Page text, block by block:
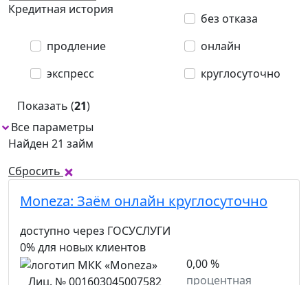
Кредитная история
без отказа
продление
экспресс
онлайн
круглосуточно
Показать (21)
Все параметры
Найден 21 займ
Сбросить
Moneza: Заём онлайн круглосуточно
доступно через ГОСУСЛУГИ
0% для новых клиентов
Лиц. № 001603045007582
0,00 %
процентная